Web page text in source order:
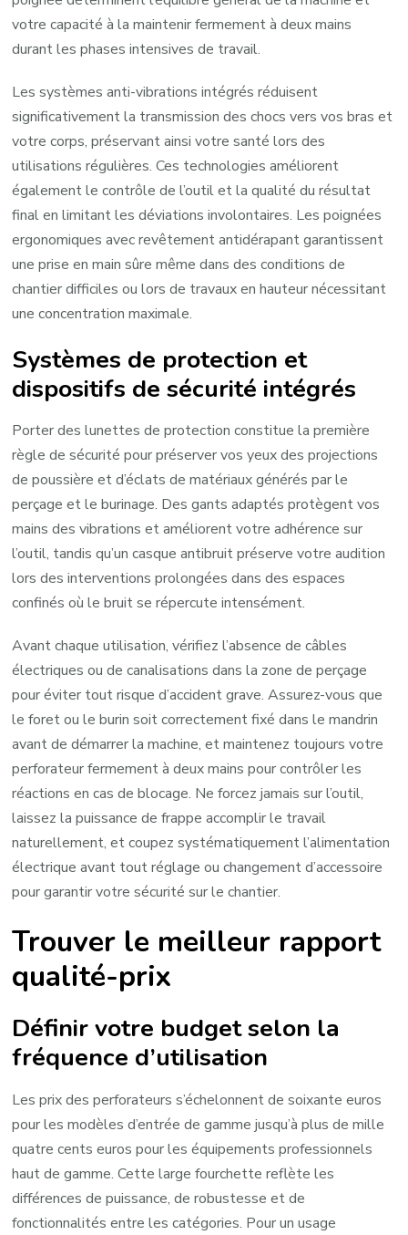
votre capacité à la maintenir fermement à deux mains
durant les phases intensives de travail.
Les systèmes anti-vibrations intégrés réduisent
significativement la transmission des chocs vers vos bras et
votre corps, préservant ainsi votre santé lors des
utilisations régulières. Ces technologies améliorent
également le contrôle de l’outil et la qualité du résultat
final en limitant les déviations involontaires. Les poignées
ergonomiques avec revêtement antidérapant garantissent
une prise en main sûre même dans des conditions de
chantier difficiles ou lors de travaux en hauteur nécessitant
une concentration maximale.
Systèmes de protection et
dispositifs de sécurité intégrés
Porter des lunettes de protection constitue la première
règle de sécurité pour préserver vos yeux des projections
de poussière et d’éclats de matériaux générés par le
perçage et le burinage. Des gants adaptés protègent vos
mains des vibrations et améliorent votre adhérence sur
l’outil, tandis qu’un casque antibruit préserve votre audition
lors des interventions prolongées dans des espaces
confinés où le bruit se répercute intensément.
Avant chaque utilisation, vérifiez l’absence de câbles
électriques ou de canalisations dans la zone de perçage
pour éviter tout risque d’accident grave. Assurez-vous que
le foret ou le burin soit correctement fixé dans le mandrin
avant de démarrer la machine, et maintenez toujours votre
perforateur fermement à deux mains pour contrôler les
réactions en cas de blocage. Ne forcez jamais sur l’outil,
laissez la puissance de frappe accomplir le travail
naturellement, et coupez systématiquement l’alimentation
électrique avant tout réglage ou changement d’accessoire
pour garantir votre sécurité sur le chantier.
Trouver le meilleur rapport
qualité-prix
Définir votre budget selon la
fréquence d’utilisation
Les prix des perforateurs s’échelonnent de soixante euros
pour les modèles d’entrée de gamme jusqu’à plus de mille
quatre cents euros pour les équipements professionnels
haut de gamme. Cette large fourchette reflète les
différences de puissance, de robustesse et de
fonctionnalités entre les catégories. Pour un usage